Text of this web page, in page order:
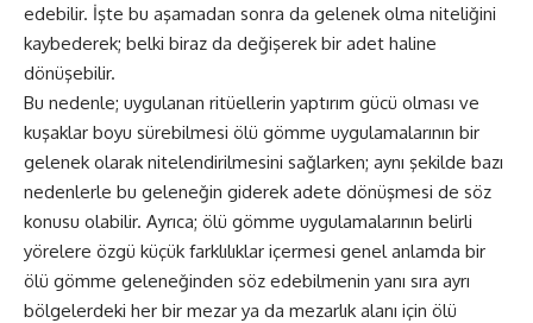
edebilir. İşte bu aşamadan sonra da gelenek olma niteliğini
kaybederek; belki biraz da değişerek bir adet haline
dönüşebilir.
Bu nedenle; uygulanan ritüellerin yaptırım gücü olması ve
kuşaklar boyu sürebilmesi ölü gömme uygulamalarının bir
gelenek olarak nitelendirilmesini sağlarken; aynı şekilde bazı
nedenlerle bu geleneğin giderek adete dönüşmesi de söz
konusu olabilir. Ayrıca; ölü gömme uygulamalarının belirli
yörelere özgü küçük farklılıklar içermesi genel anlamda bir
ölü gömme geleneğinden söz edebilmenin yanı sıra ayrı
bölgelerdeki her bir mezar ya da mezarlık alanı için ölü